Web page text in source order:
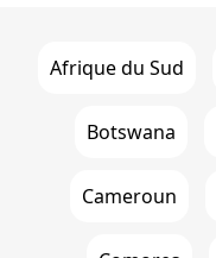
Afrique du Sud
Botswana
Cameroun